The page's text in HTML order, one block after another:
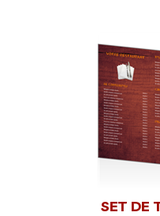
SET DE